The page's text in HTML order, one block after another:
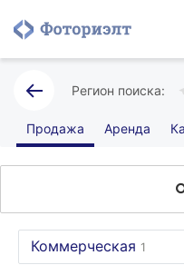
Продажа Аренда
Коммерческая 1